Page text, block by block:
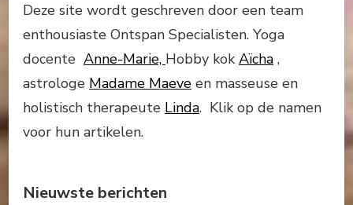
Deze site wordt geschreven door een team
enthousiaste Ontspan Specialisten. Yoga
docente Anne-Marie, Hobby kok Aïcha ,
astrologe Madame Maeve en masseuse en
holistisch therapeute Linda. Klik op de namen
voor hun artikelen.
Nieuwste berichten